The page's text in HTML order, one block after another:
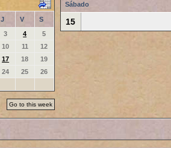
J V
S
3 4
5
10 11
12
17 18
19
24 25
26
Go to this week
Sábado
15